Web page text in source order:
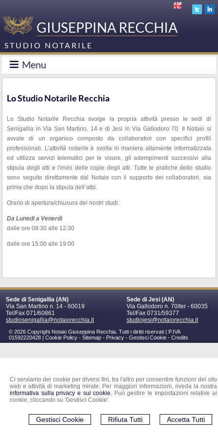
Ci serviamo dei cookie per diversi fini, tra l'altro per consentire funzioni del sito
web e attività di marketing mirate. Per maggiori informazioni, riveda la nostra
informativa sulla privacy e sui cookie. Può gestire le impostazioni relative ai
cookie, cliccando su 'Gestisci Cookie'.
Accetta Tutti
Rifiuta Tutti
Gestisci Cookie
GIUSEPPINA RECCHIA
STUDIO NOTARILE
Menu
Lo Studio Notarile Recchia
Lo Studio Notarile Recchia svolge la propria attività presso le sedi di
Senigallia in Via San Martino, 14 e di Jesi in Via Gallodoro 70. Il Notaio si
avvale di un organico composto da collaboratori con specifici profili
professionali. L’attività notarile è svolta in maniera altamente informatizzata
ed utilizza servizi telematici per le visure, gli adempimenti successivi alla
stipula degli atti e l'invio delle copie degli atti. Tutte le pratiche dello studio
sono seguite direttamente dal Notaio con il supporto dei collaboratori, sia
prima che dopo la stipula dell’atto.
Orario di apertura/chiusura dei nostri studi:
Da Lunedi a Venerdì
dalle ore 08:30 alle 12:30
dalle ore 15:00 alle 19:00
Sede di Senigallia (AN)
Via San Martino n. 14 - 60019
Tel/Fax 071/60861
studiosenigallia@notaiorecchia.it
Sede di Jesi (AN)
Via Gallodoro n. 70/ter - 60035
Tel/Fax 0731/59377
studiojesi@notaiorecchia.it
© 2026 Copyright Notaio Giuseppina Recchia. Tutti i diritti riservati | P.IVA
01592220428 | Cookie Policy- Sitemap- Privacy- Gestisci Cookie- Credits